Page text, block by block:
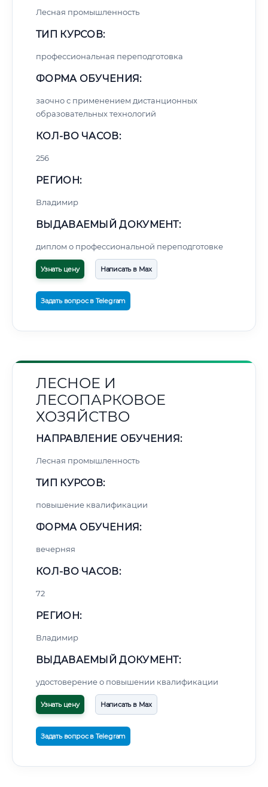
Лесная промышленность
ТИП КУРСОВ:
профессиональная переподготовка
ФОРМА ОБУЧЕНИЯ:
заочно с применением дистанционных
образовательных технологий
КОЛ-ВО ЧАСОВ:
256
РЕГИОН:
Владимир
ВЫДАВАЕМЫЙ ДОКУМЕНТ:
диплом о профессиональной переподготовке
Узнать цену Написать в Max
Задать вопрос в Telegram
ЛЕСНОЕ И
ЛЕСОПАРКОВОЕ
ХОЗЯЙСТВО
НАПРАВЛЕНИЕ ОБУЧЕНИЯ:
Лесная промышленность
ТИП КУРСОВ:
повышение квалификации
ФОРМА ОБУЧЕНИЯ:
вечерняя
КОЛ-ВО ЧАСОВ:
72
РЕГИОН:
Владимир
ВЫДАВАЕМЫЙ ДОКУМЕНТ:
удостоверение о повышении квалификации
Узнать цену Написать в Max
Задать вопрос в Telegram